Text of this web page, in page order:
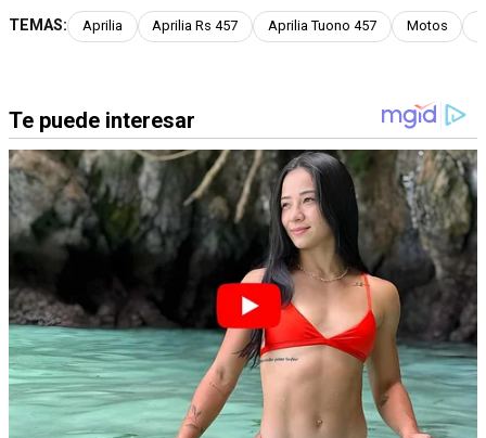
TEMAS: Aprilia Aprilia Rs 457 Aprilia Tuono 457 Motos